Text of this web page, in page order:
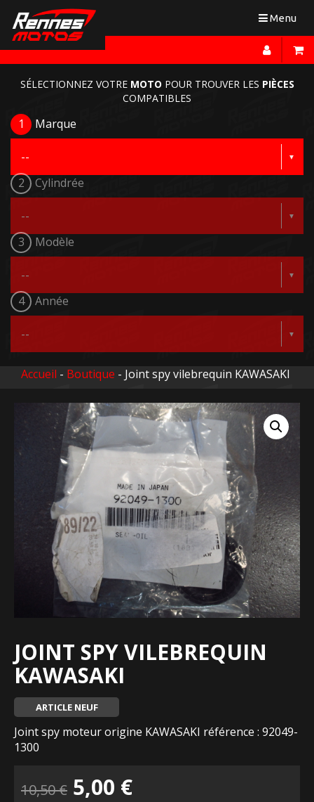
Toggle
Menu
SÉLECTIONNEZ VOTRE MOTO POUR TROUVER LES PIÈCES
COMPATIBLES
1 Marque
2 Cylindrée
3 Modèle
4 Année
Accueil - Boutique - Joint spy vilebrequin KAWASAKI
JOINT SPY VILEBREQUIN
KAWASAKI
ARTICLE NEUF
Joint spy moteur origine KAWASAKI référence : 92049-
1300
10,50€ Le
5,00 €Le